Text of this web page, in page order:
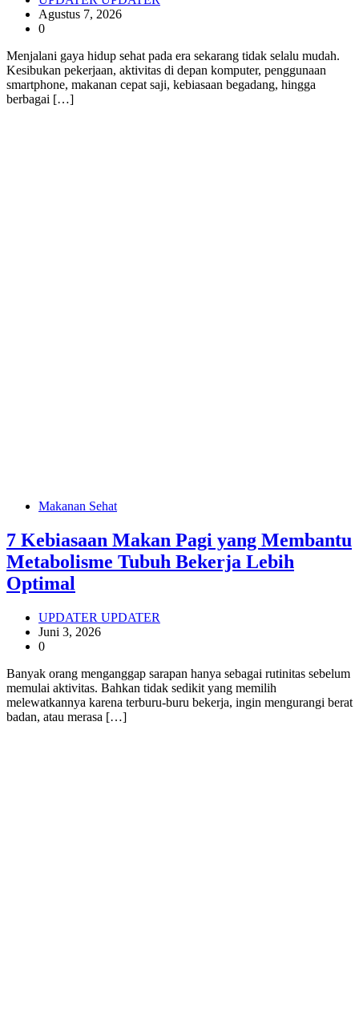
Agustus 7, 2026
0
Menjalani gaya hidup sehat pada era sekarang tidak selalu mudah.
Kesibukan pekerjaan, aktivitas di depan komputer, penggunaan
smartphone, makanan cepat saji, kebiasaan begadang, hingga
berbagai […]
Makanan Sehat
7 Kebiasaan Makan Pagi yang Membantu
Metabolisme Tubuh Bekerja Lebih
Optimal
UPDATER UPDATER
Juni 3, 2026
0
Banyak orang menganggap sarapan hanya sebagai rutinitas sebelum
memulai aktivitas. Bahkan tidak sedikit yang memilih
melewatkannya karena terburu-buru bekerja, ingin mengurangi berat
badan, atau merasa […]